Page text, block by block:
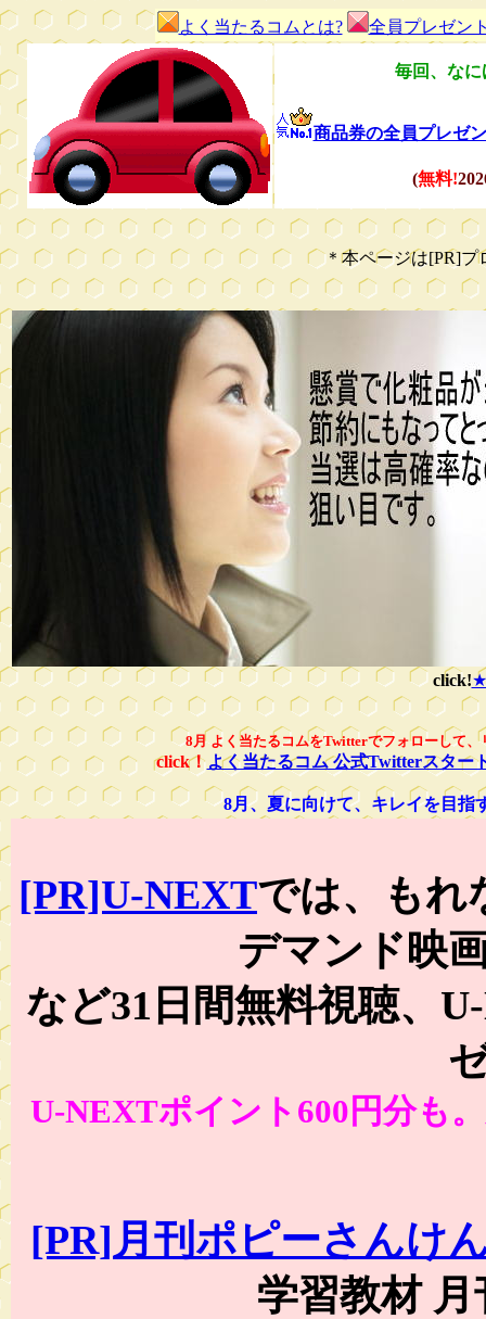
よく当たるコムとは? 全員プレゼン
毎回、な
商品券の全員プレゼ
(無料!
＊本ページは[PR]プ
click!★
8月 よく当たるコムをTwitterでフォローして
click！よく当たるコム 公式Twitterスター
8月、夏に向けて、キレイを目指
[PR]U-NEXTでは、もれ
デマンド映
など31日間無料視聴、
U-NEXTポイント600円分も
[PR]月刊ポピーさんけ
学習教材